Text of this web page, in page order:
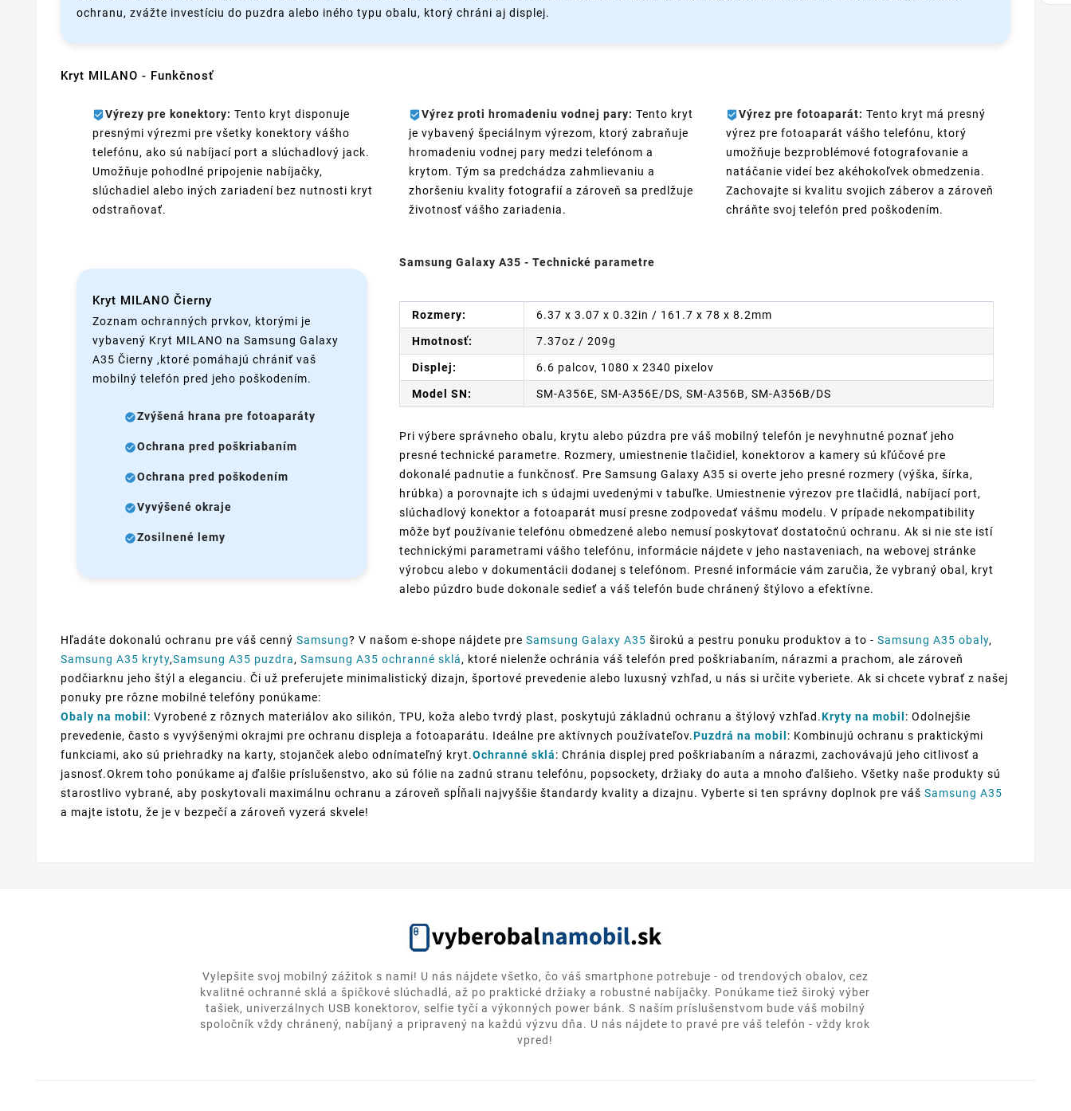
ochranu, zvážte investíciu do puzdra alebo iného typu obalu, ktorý chráni aj displej.
Kryt MILANO - Funkčnosť
Výrezy pre konektory: Tento kryt disponuje
presnými výrezmi pre všetky konektory vášho
telefónu, ako sú nabíjací port a slúchadlový jack.
Umožňuje pohodlné pripojenie nabíjačky,
slúchadiel alebo iných zariadení bez nutnosti kryt
odstraňovať.
Výrez proti hromadeniu vodnej pary: Tento kryt
je vybavený špeciálnym výrezom, ktorý zabraňuje
hromadeniu vodnej pary medzi telefónom a
krytom. Tým sa predchádza zahmlievaniu a
zhoršeniu kvality fotografií a zároveň sa predlžuje
životnosť vášho zariadenia.
Výrez pre fotoaparát: Tento kryt má presný
výrez pre fotoaparát vášho telefónu, ktorý
umožňuje bezproblémové fotografovanie a
natáčanie videí bez akéhokoľvek obmedzenia.
Zachovajte si kvalitu svojich záberov a zároveň
chráňte svoj telefón pred poškodením.
Kryt MILANO Čierny
Zoznam ochranných prvkov, ktorými je
vybavený Kryt MILANO na Samsung Galaxy
A35 Čierny ,ktoré pomáhajú chrániť vaš
mobilný telefón pred jeho poškodením.
Zvýšená hrana pre fotoaparáty
Ochrana pred poškriabaním
Ochrana pred poškodením
Vyvýšené okraje
Zosilnené lemy
Samsung Galaxy A35 - Technické parametre
Rozmery: 6.37 x 3.07 x 0.32in / 161.7 x 78 x 8.2mm
Hmotnosť: 7.37oz / 209g
Displej: 6.6 palcov, 1080 x 2340 pixelov
Model SN: SM-A356E, SM-A356E/DS, SM-A356B, SM-A356B/DS
Pri výbere správneho obalu, krytu alebo púzdra pre váš mobilný telefón je nevyhnutné poznať jeho
presné technické parametre. Rozmery, umiestnenie tlačidiel, konektorov a kamery sú kľúčové pre
dokonalé padnutie a funkčnosť. Pre Samsung Galaxy A35 si overte jeho presné rozmery (výška, šírka,
hrúbka) a porovnajte ich s údajmi uvedenými v tabuľke. Umiestnenie výrezov pre tlačidlá, nabíjací port,
slúchadlový konektor a fotoaparát musí presne zodpovedať vášmu modelu. V prípade nekompatibility
môže byť používanie telefónu obmedzené alebo nemusí poskytovať dostatočnú ochranu. Ak si nie ste istí
technickými parametrami vášho telefónu, informácie nájdete v jeho nastaveniach, na webovej stránke
výrobcu alebo v dokumentácii dodanej s telefónom. Presné informácie vám zaručia, že vybraný obal, kryt
alebo púzdro bude dokonale sedieť a váš telefón bude chránený štýlovo a efektívne.
Hľadáte dokonalú ochranu pre váš cenný Samsung? V našom e-shope nájdete pre Samsung Galaxy A35 širokú a pestru ponuku produktov a to - Samsung A35 obaly,
Samsung A35 kryty,Samsung A35 puzdra, Samsung A35 ochranné sklá, ktoré nielenže ochránia váš telefón pred poškriabaním, nárazmi a prachom, ale zároveň
podčiarknu jeho štýl a eleganciu. Či už preferujete minimalistický dizajn, športové prevedenie alebo luxusný vzhľad, u nás si určite vyberiete. Ak si chcete vybrať z našej
ponuky pre rôzne mobilné telefóny ponúkame:
Obaly na mobil : Vyrobené z rôznych materiálov ako silikón, TPU, koža alebo tvrdý plast, poskytujú základnú ochranu a štýlový vzhľad.Kryty na mobil : Odolnejšie
prevedenie, často s vyvýšenými okrajmi pre ochranu displeja a fotoaparátu. Ideálne pre aktívnych používateľov.Puzdrá na mobil : Kombinujú ochranu s praktickými
funkciami, ako sú priehradky na karty, stojanček alebo odnímateľný kryt.Ochranné sklá: Chránia displej pred poškriabaním a nárazmi, zachovávajú jeho citlivosť a
jasnosť.Okrem toho ponúkame aj ďalšie príslušenstvo, ako sú fólie na zadnú stranu telefónu, popsockety, držiaky do auta a mnoho ďalšieho. Všetky naše produkty sú
starostlivo vybrané, aby poskytovali maximálnu ochranu a zároveň spĺňali najvyššie štandardy kvality a dizajnu. Vyberte si ten správny doplnok pre váš Samsung A35
a majte istotu, že je v bezpečí a zároveň vyzerá skvele!
Vylepšite svoj mobilný zážitok s nami! U nás nájdete všetko, čo váš smartphone potrebuje - od trendových obalov, cez
kvalitné ochranné sklá a špičkové slúchadlá, až po praktické držiaky a robustné nabíjačky. Ponúkame tiež široký výber
tašiek, univerzálnych USB konektorov, selfie tyčí a výkonných power bánk. S naším príslušenstvom bude váš mobilný
spoločník vždy chránený, nabíjaný a pripravený na každú výzvu dňa. U nás nájdete to pravé pre váš telefón - vždy krok
vpred!